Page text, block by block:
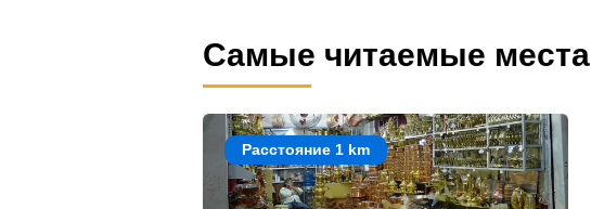
Самые читаемые места
Расстояние 1 km